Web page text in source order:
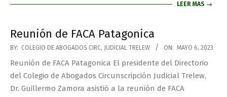
LEER MAS →
Reunión de FACA Patagonica
BY: COLEGIO DE ABOGADOS CIRC, JUDICIAL TRELEW ON: MAYO 6, 2023
Reunión de FACA Patagonica El presidente del Directorio
del Colegio de Abogados Circunscripción Judicial Trelew,
Dr. Guillermo Zamora asistió a la reunión de FACA